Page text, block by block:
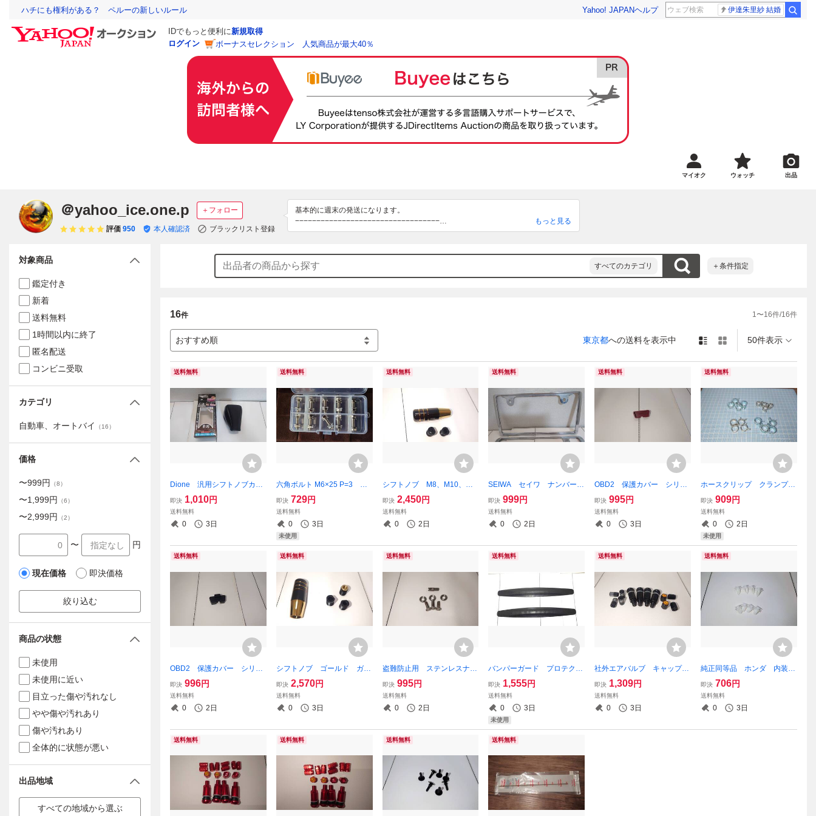
ハチにも権利がある？ ペルーの新しいルール Yahoo! JAPANヘルプ 伊達朱里紗 結婚
IDでもっと便利に新規取得
ログイン
ボーナスセレクション 人気商品が最大40％
マイオク ウォッチ 出品
＠yahoo_ice.one.p ＋フォロー
評価 950 本人確認済 ブラックリスト登録
基本的に週末の発送になります。
−−−−−−−−−−−−−−−−−−−−−−−−−−−−−−−−−−
他でも出品をしています。
をすることがあります。
−−−−−−−−−−−−−−−−−−−−−−−−−−−−−−−−−−
新品やチェックのみの物は、常に購入して
場合はご連絡をします。
−−−−−−−−−−−−−−−−−−−−−−−−−−−−−−−−−−
評価の内容によっては削除を致します。
−−−−−−−−−−−−−−−−−−−−−−−−−−−−−−−−−−
もっと見る
すべてのカテゴリ ＋条件指定
16件 1〜16件/16件
おすすめ順 東京都への送料を表示中 50件表示
送料無料
Dione 汎用シフトノブカバ
ー PUレザー DI-148
即決 1,010円
送料無料
0 3日
送料無料
六角ボルト M6×25 P=3 ニ
ッケルメッキ 六角ナット
ステンレス セレートフラン
ジ
即決 729円
送料無料
0 3日
未使用
送料無料
シフトノブ M8、M10、M1
2 ゴールド ガンメタ ロ
ゴ無し アダプター付き
即決 2,450円
送料無料
0 2日
送料無料
SEIWA セイワ ナンバーフ
レーム ライセンス 金属
メッキ 前後2枚
即決 999円
送料無料
0 2日
送料無料
OBD2 保護カバー シリコ
ンキャップ ダークレッド
即決 995円
送料無料
0 3日
送料無料
ホースクリップ クランプ
4種類 内径11.0-13.4 13.5
-16.5 14.5-17.9 13.0-15.5
メッキ 16個
即決 909円
送料無料
0 2日
未使用
送料無料
OBD2 保護カバー シリコ
ンキャップ ブラック
即決 996円
送料無料
0 2日
送料無料
シフトノブ ゴールド ガン
メタ ロゴ無し 樹脂と金属
のアダプター付き
即決 2,570円
送料無料
0 3日
送料無料
盗難防止用 ステンレスナン
バーボルト ライセンス M
6 3本 専用レンチ
即決 995円
送料無料
0 2日
送料無料
バンパーガード プロテクタ
ー カーボン調 PVC 40c
m
即決 1,555円
送料無料
0 3日
未使用
送料無料
社外エアバルブ キャップ付
き 黒色 RAYSタイプ VOL
K プロドライブ等
即決 1,309円
送料無料
0 3日
送料無料
純正同等品 ホンダ 内装ク
リップ4個ずつ 内張り 91
560-S84-A01 91560-SM4-
003 アコード シビック
ライフ ストリーム他
即決 706円
送料無料
0 3日
送料無料 送料無料 送料無料 送料無料
対象商品
鑑定付き
新着
送料無料
1時間以内に終了
匿名配送
コンビニ受取
カテゴリ
自動車、オートバイ （16）
価格
〜999円 （8）
〜1,999円 （6）
〜2,999円 （2）
〜 円
現在価格 即決価格
絞り込む
商品の状態
未使用
未使用に近い
目立った傷や汚れなし
やや傷や汚れあり
傷や汚れあり
全体的に状態が悪い
出品地域
すべての地域から選ぶ